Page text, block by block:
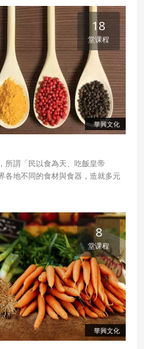
華興文化
18
堂课程
所謂「民以食為天、吃飯皇帝
各地不同的食材與食器，造就多元
等，帶領學生用「食物」環遊世
華興文化
8
堂课程